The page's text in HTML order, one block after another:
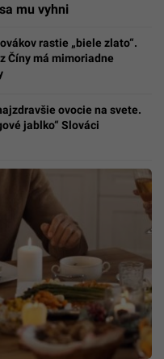
mu vyhni
rastie „biele zlato“.
Číny má mimoriadne
ovocie na svete.
jablko“ Slováci